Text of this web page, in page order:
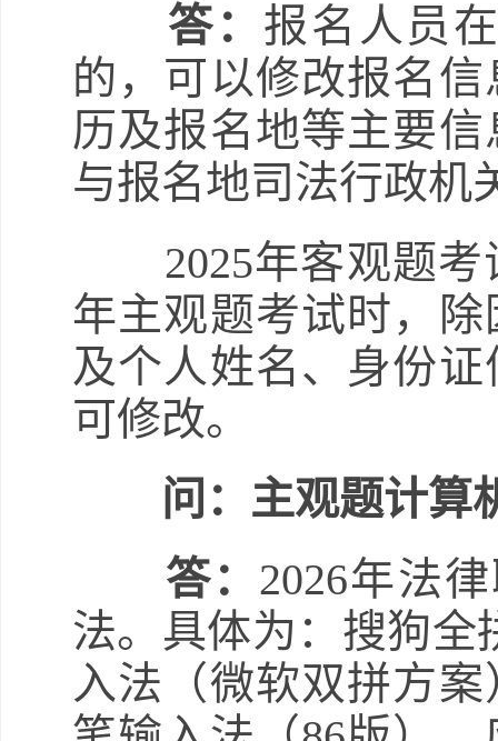
答： 报名人员
的，可以修改报名
历及报名地等主要
与报名地司法行政机
2025年客观题考
年主观题考试时，
及个人姓名、身份
可修改。
问：主观题计算
答： 2026年法
法。具体为：搜狗全
入法（微软双拼方